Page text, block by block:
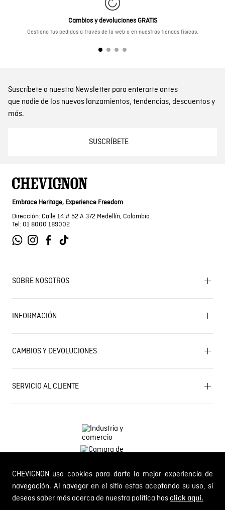
CHEVIGNON usa cookies para darte la mejor experiencia de
navegación. Al navegar en el sitio estas aceptando su uso, si
deseas saber más acerca de nuestra política hasclick aquí.
Cambios y devoluciones GRATIS
Gestiona tus pedidos a través de la web o en nuestras tiendas físicas.
Suscríbete a nuestra Newsletter para enterarte antes
que nadie de los nuevos lanzamientos, tendencias, descuentos y
más.
SUSCRÍBETE
Embrace Heritage, Experience Freedom
Dirección: Calle 14 # 52 A 372 Medellín, Colombia
Tel: 01 8000 189002
SOBRE NOSOTROS
Encuentra tu tienda
Historia de la marca
Mapa del sitio
Próximos eventos
INFORMACIÓN
Términos y condiciones
Términos y condiciones de promociones
Política de Cookies
Política de Cambios y Devoluciones
CAMBIOS Y DEVOLUCIONES
Gestiona tu cambio o devolución
PQR y Otras solicitudes
Estado de mi PQR
SERVICIO AL CLIENTE
Comodin S.A.S. NIT: 800.069.933-6